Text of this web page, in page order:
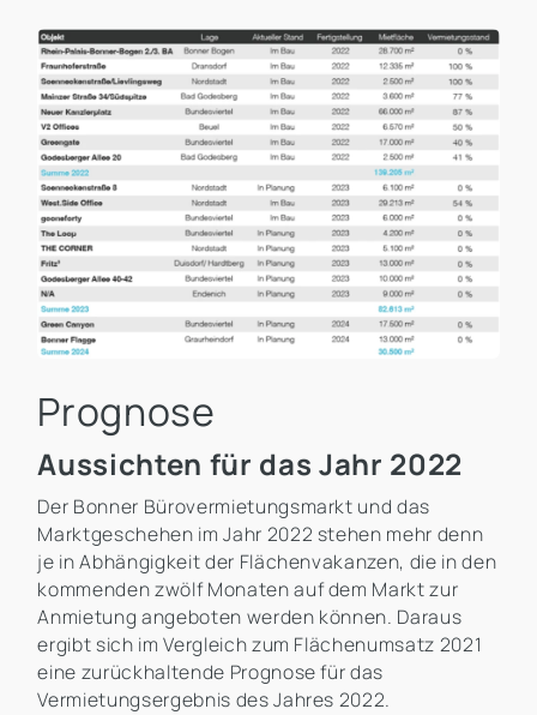
Prognose
Aussichten für das Jahr 2022
Der Bonner Bürovermietungsmarkt und das
Marktgeschehen im Jahr 2022 stehen mehr denn
je in Abhängigkeit der Flächenvakanzen, die in den
kommenden zwölf Monaten auf dem Markt zur
Anmietung angeboten werden können. Daraus
ergibt sich im Vergleich zum Flächenumsatz 2021
eine zurückhaltende Prognose für das
Vermietungsergebnis des Jahres 2022.